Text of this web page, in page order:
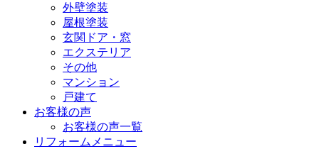
外壁塗装
屋根塗装
玄関ドア・窓
エクステリア
その他
マンション
戸建て
お客様の声
お客様の声一覧
リフォームメニュー